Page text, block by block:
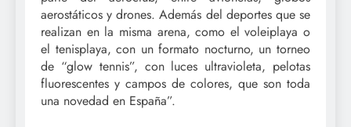
aerostáticos y drones. Además del deportes que se
realizan en la misma arena, como el voleiplaya o
el tenisplaya, con un formato nocturno, un torneo
de “glow tennis”, con luces ultravioleta, pelotas
fluorescentes y campos de colores, que son toda
una novedad en España”.